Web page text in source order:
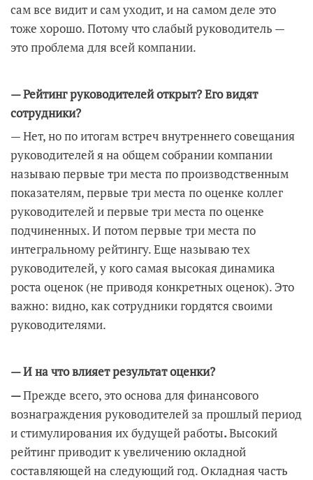
сам все видит и сам уходит, и на самом деле это
тоже хорошо. Потому что слабый руководитель —
это проблема для всей компании.
— Рейтинг руководителей открыт? Его видят
сотрудники?
— Нет, но по итогам встреч внутреннего совещания
руководителей я на общем собрании компании
называю первые три места по производственным
показателям, первые три места по оценке коллег
руководителей и первые три места по оценке
подчиненных. И потом первые три места по
интегральному рейтингу. Еще называю тех
руководителей, у кого самая высокая динамика
роста оценок (не приводя конкретных оценок). Это
важно: видно, как сотрудники гордятся своими
руководителями.
— И на что влияет результат оценки?
—Прежде всего, это основа для финансового
вознаграждения руководителей за прошлый период
и стимулирования их будущей работы.Высокий
рейтингприводит к увеличению окладной
составляющей на следующий год. Окладная часть